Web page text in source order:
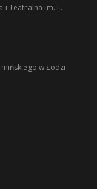
i Teatralna im. L.
w Łodzi